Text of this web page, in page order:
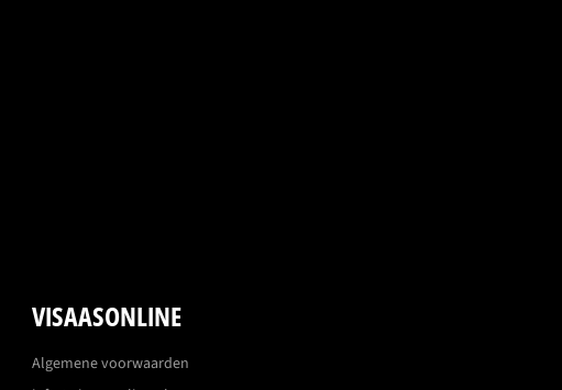
VISAASONLINE
Algemene voorwaarden